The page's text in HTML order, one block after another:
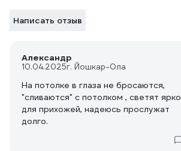
Написать отзыв
Александр
10.04.2025г. Йошкар-Ола
На потолке в глаза не бросаются,
"сливаются" с потолком , светят ярко
для прихожей, надеюсь прослужат
долго.